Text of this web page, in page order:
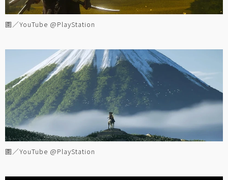
圖／YouTube @PlayStation
圖／YouTube @PlayStation